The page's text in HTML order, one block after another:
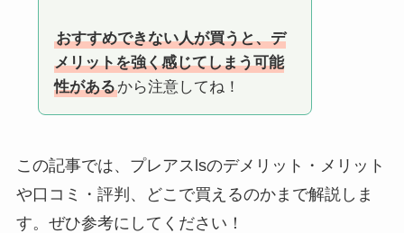
おすすめできない人が買うと、デ
メリットを強く感じてしまう可能
性があるから注意してね！
この記事では、プレアスlsのデメリット・メリット
や口コミ・評判、どこで買えるのかまで解説しま
す。ぜひ参考にしてください！